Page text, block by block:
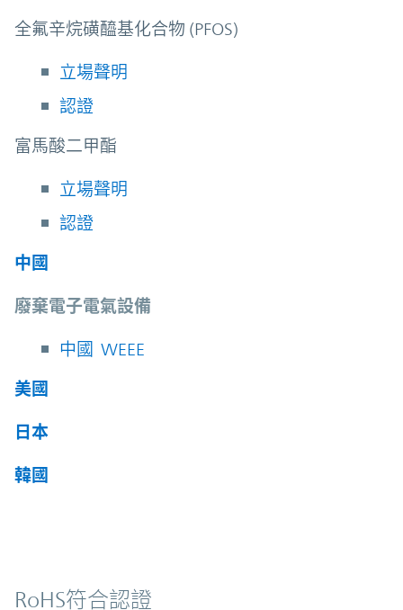
全氟辛烷磺醯基化合物 (PFOS)
立場聲明
認證
富馬酸二甲酯
立場聲明
認證
中國
廢棄電子電氣設備
中國 WEEE
美國
日本
韓國
RoHS符合認證